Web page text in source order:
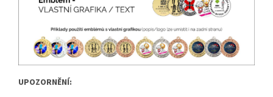
UPOZORNĚNÍ: